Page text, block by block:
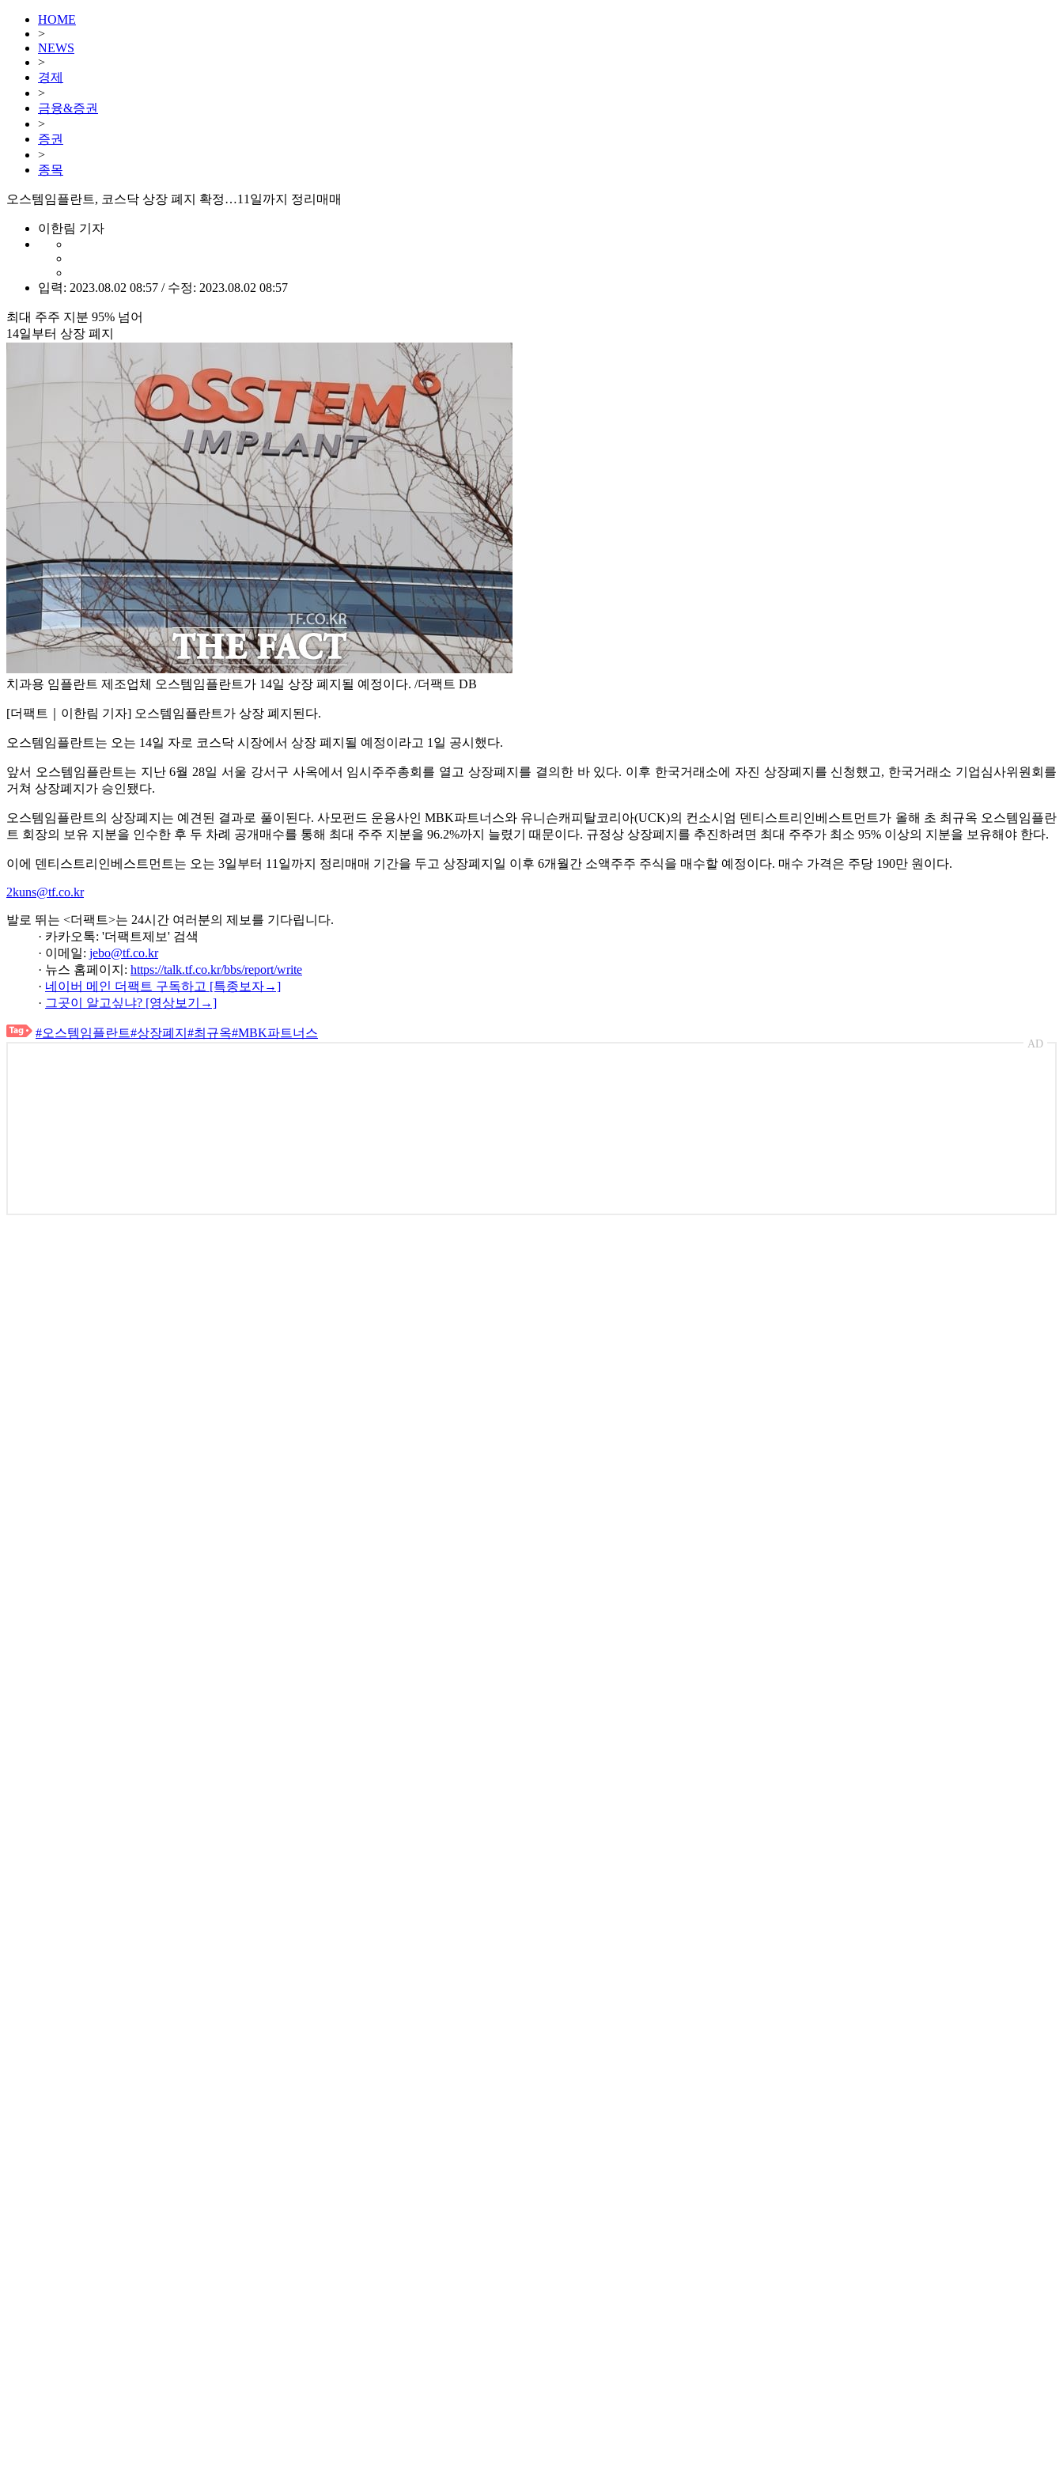
HOME
>
NEWS
>
경제
>
금융&증권
>
증권
>
종목
오스템임플란트, 코스닥 상장 폐지 확정…11일까지 정리매매
이한림 기자
입력: 2023.08.02 08:57 / 수정: 2023.08.02 08:57
최대 주주 지분 95% 넘어
14일부터 상장 폐지
치과용 임플란트 제조업체 오스템임플란트가 14일 상장 폐지될 예정이다. /더팩트 DB
[더팩트｜이한림 기자] 오스템임플란트가 상장 폐지된다.
오스템임플란트는 오는 14일 자로 코스닥 시장에서 상장 폐지될 예정이라고 1일 공시했다.
앞서 오스템임플란트는 지난 6월 28일 서울 강서구 사옥에서 임시주주총회를 열고 상장폐지를 결의한 바 있다. 이후 한국거래소에 자진 상장폐지를 신청했고, 한국거래소 기업심사위원회를
거쳐 상장폐지가 승인됐다.
오스템임플란트의 상장폐지는 예견된 결과로 풀이된다. 사모펀드 운용사인 MBK파트너스와 유니슨캐피탈코리아(UCK)의 컨소시엄 덴티스트리인베스트먼트가 올해 초 최규옥 오스템임플란
트 회장의 보유 지분을 인수한 후 두 차례 공개매수를 통해 최대 주주 지분을 96.2%까지 늘렸기 때문이다. 규정상 상장폐지를 추진하려면 최대 주주가 최소 95% 이상의 지분을 보유해야 한다.
이에 덴티스트리인베스트먼트는 오는 3일부터 11일까지 정리매매 기간을 두고 상장폐지일 이후 6개월간 소액주주 주식을 매수할 예정이다. 매수 가격은 주당 190만 원이다.
2kuns@tf.co.kr
발로 뛰는 <더팩트>는 24시간 여러분의 제보를 기다립니다.
· 카카오톡: '더팩트제보' 검색
· 이메일: jebo@tf.co.kr
· 뉴스 홈페이지: https://talk.tf.co.kr/bbs/report/write
· 네이버 메인 더팩트 구독하고 [특종보자→]
· 그곳이 알고싶냐? [영상보기→]
#오스템임플란트#상장폐지 #최규옥#MBK파트너스
AD